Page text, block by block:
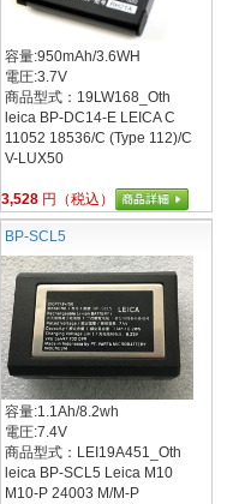
容量:950mAh/3.6WH
電圧:3.7V
商品型式：19LW168_Oth
leica BP-DC14-E LEICA C
11052 18536/C (Type 112)/C
V-LUX50
3,528 円（税込）
BP-SCL5
容量:1.1Ah/8.2wh
電圧:7.4V
商品型式：LEI19A451_Oth
leica BP-SCL5 Leica M10
M10-P 24003 M/M-P